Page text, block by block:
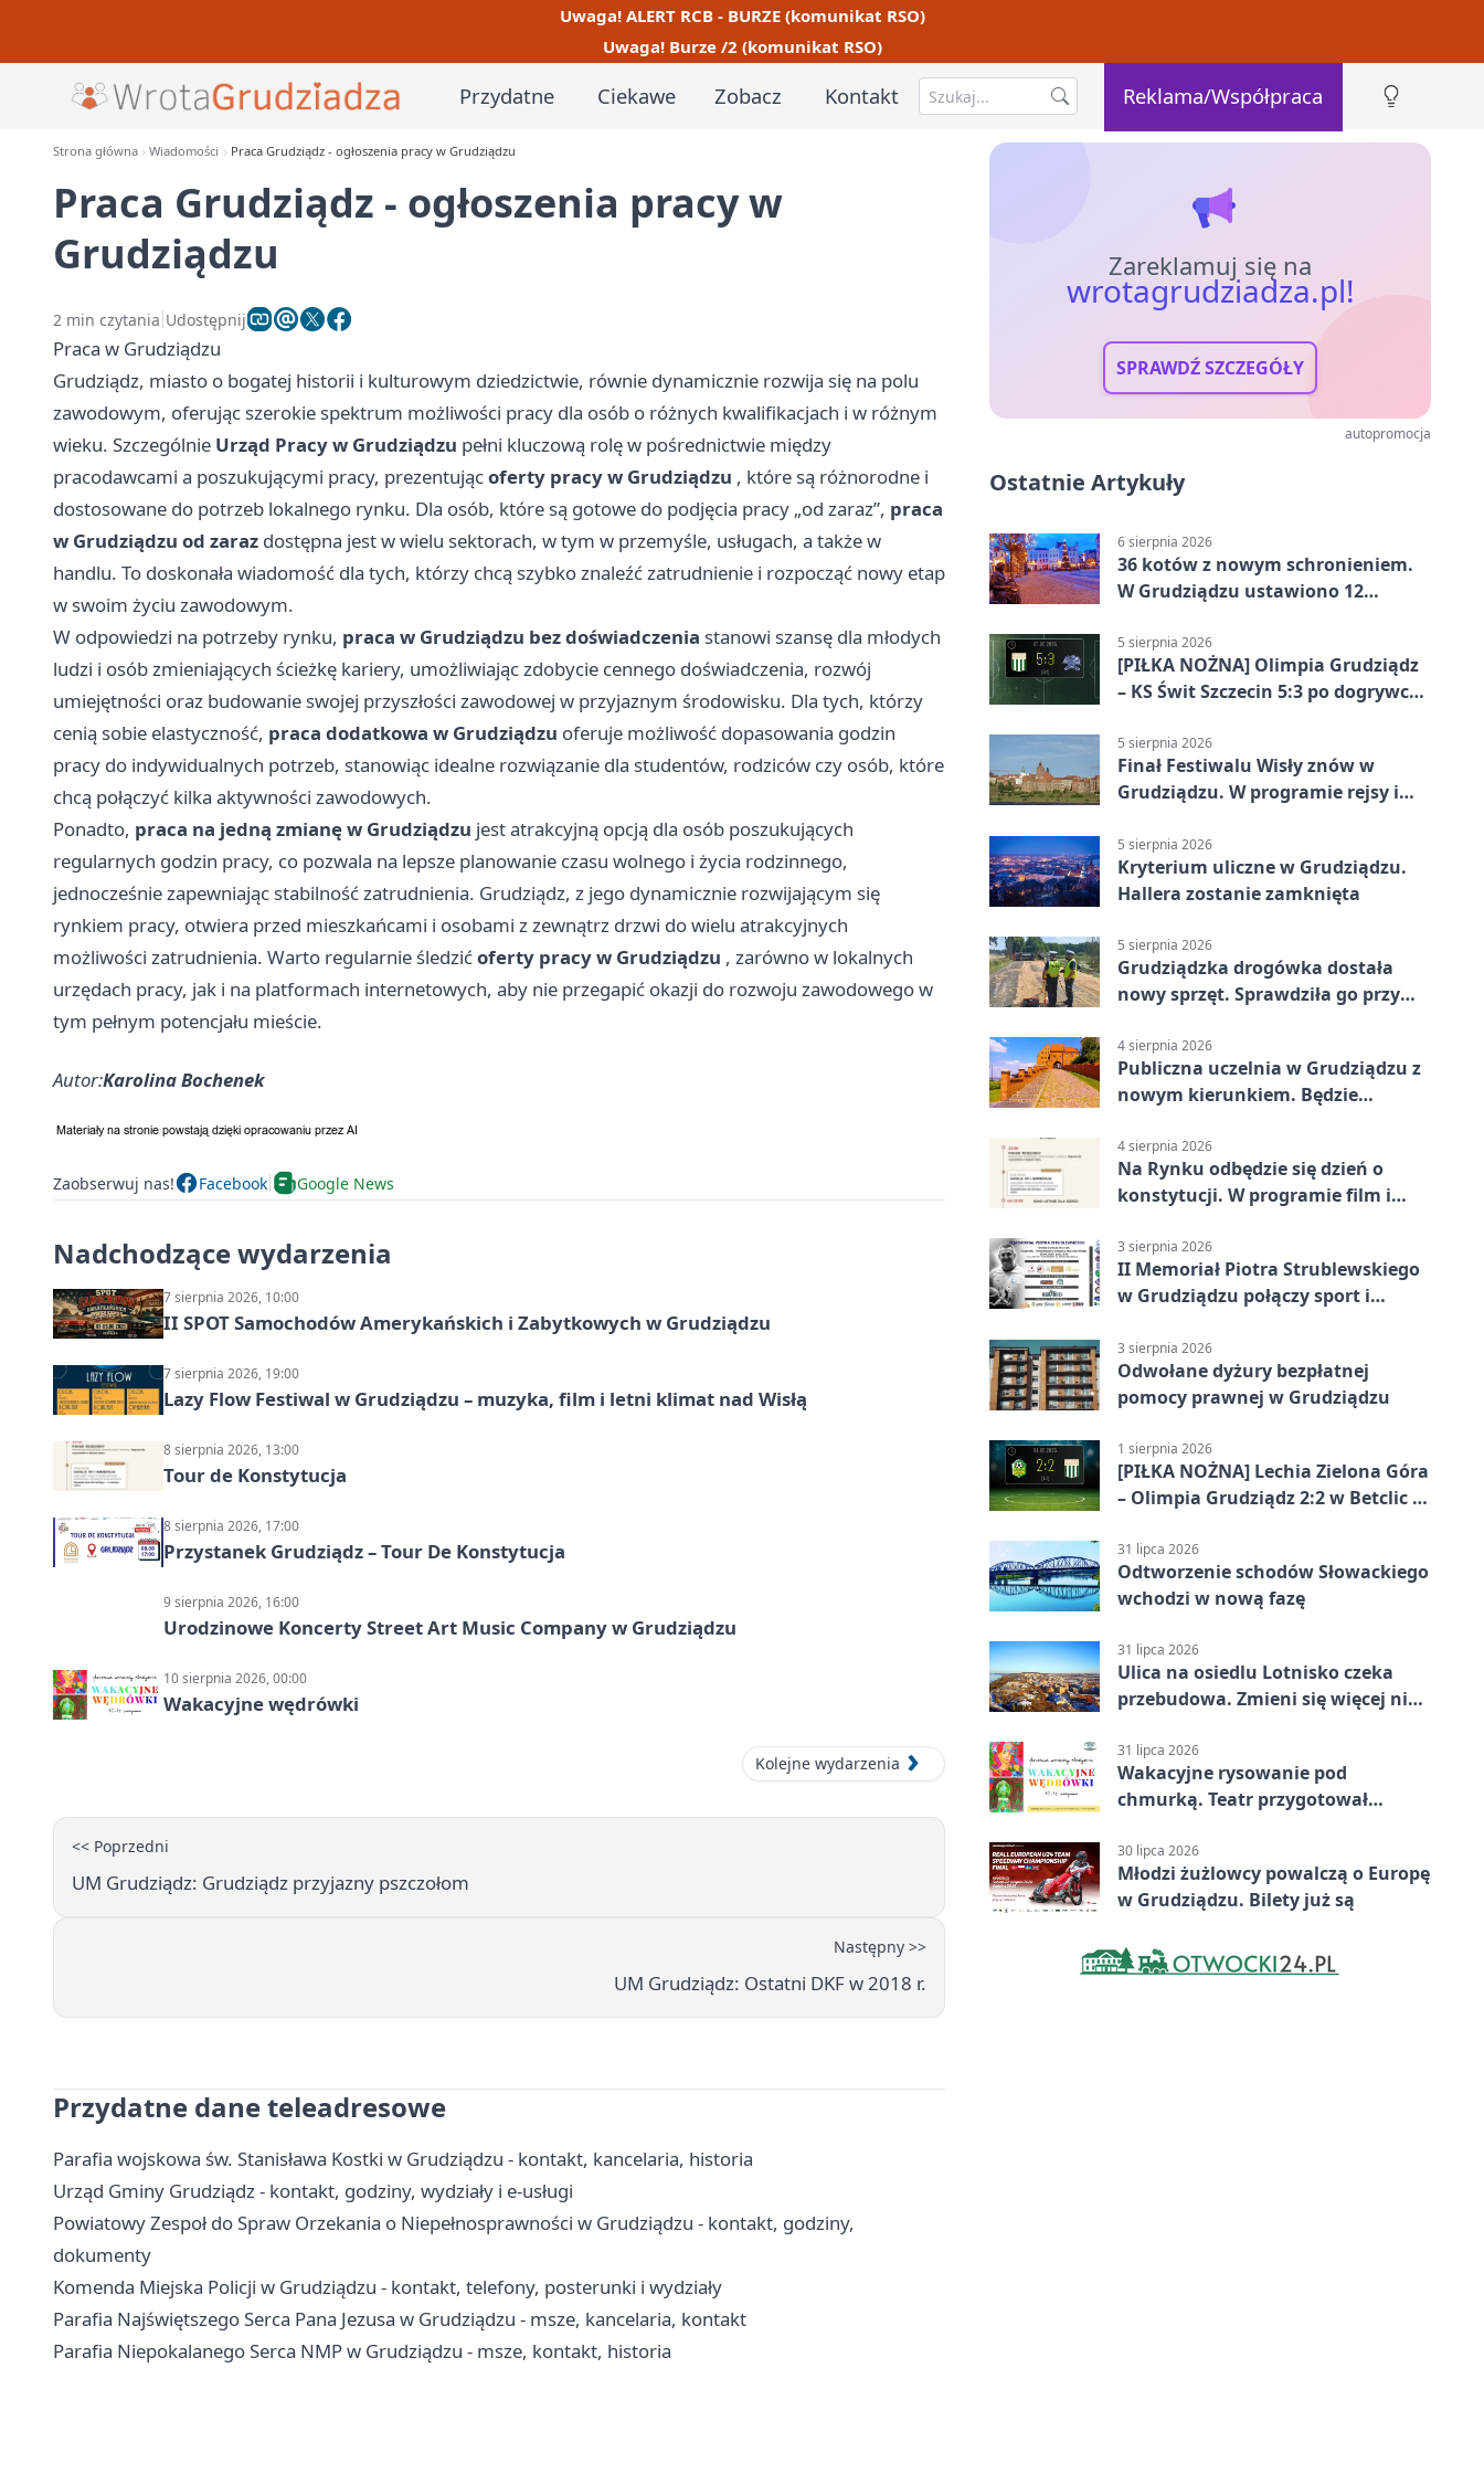
Uwaga! ALERT RCB - BURZE (komunikat RSO)
Uwaga! Burze /2 (komunikat RSO)
Przydatne Ciekawe Zobacz Kontakt Reklama/Współpraca
Strona główna Wiadomości Praca Grudziądz - ogłoszenia pracy w Grudziądzu
Praca Grudziądz - ogłoszenia pracy w
Grudziądzu
2 min czytania Udostępnij
Praca w Grudziądzu
Grudziądz, miasto o bogatej historii i kulturowym dziedzictwie, równie dynamicznie rozwija się na polu
zawodowym, oferując szerokie spektrum możliwości pracy dla osób o różnych kwalifikacjach i w różnym
wieku. Szczególnie Urząd Pracy w Grudziądzu pełni kluczową rolę w pośrednictwie między
pracodawcami a poszukującymi pracy, prezentującoferty pracy w Grudziądzu , które są różnorodne i
dostosowane do potrzeb lokalnego rynku. Dla osób, które są gotowe do podjęcia pracy „od zaraz”, praca
w Grudziądzu od zaraz dostępna jest w wielu sektorach, w tym w przemyśle, usługach, a także w
handlu. To doskonała wiadomość dla tych, którzy chcą szybko znaleźć zatrudnienie i rozpocząć nowy etap
w swoim życiu zawodowym.
W odpowiedzi na potrzeby rynku, praca w Grudziądzu bez doświadczenia stanowi szansę dla młodych
ludzi i osób zmieniających ścieżkę kariery, umożliwiając zdobycie cennego doświadczenia, rozwój
umiejętności oraz budowanie swojej przyszłości zawodowej w przyjaznym środowisku. Dla tych, którzy
cenią sobie elastyczność, praca dodatkowa w Grudziądzu oferuje możliwość dopasowania godzin
pracy do indywidualnych potrzeb, stanowiąc idealne rozwiązanie dla studentów, rodziców czy osób, które
chcą połączyć kilka aktywności zawodowych.
Ponadto, praca na jedną zmianę w Grudziądzu jest atrakcyjną opcją dla osób poszukujących
regularnych godzin pracy, co pozwala na lepsze planowanie czasu wolnego i życia rodzinnego,
jednocześnie zapewniając stabilność zatrudnienia. Grudziądz, z jego dynamicznie rozwijającym się
rynkiem pracy, otwiera przed mieszkańcami i osobami z zewnątrz drzwi do wielu atrakcyjnych
możliwości zatrudnienia. Warto regularnie śledzićoferty pracy w Grudziądzu , zarówno w lokalnych
urzędach pracy, jak i na platformach internetowych, aby nie przegapić okazji do rozwoju zawodowego w
tym pełnym potencjału mieście.
Autor:Karolina Bochenek
Zaobserwuj nas! Facebook Google News
Nadchodzące wydarzenia
7 sierpnia 2026, 10:00
II SPOT Samochodów Amerykańskich i Zabytkowych w Grudziądzu
7 sierpnia 2026, 19:00
Lazy Flow Festiwal w Grudziądzu – muzyka, film i letni klimat nad Wisłą
8 sierpnia 2026, 13:00
Tour de Konstytucja
8 sierpnia 2026, 17:00
Przystanek Grudziądz – Tour De Konstytucja
9 sierpnia 2026, 16:00
Urodzinowe Koncerty Street Art Music Company w Grudziądzu
10 sierpnia 2026, 00:00
Wakacyjne wędrówki
Kolejne wydarzenia
<< Poprzedni
UM Grudziądz: Grudziądz przyjazny pszczołom
Następny >>
UM Grudziądz: Ostatni DKF w 2018 r.
Przydatne dane teleadresowe
Parafia wojskowa św. Stanisława Kostki w Grudziądzu - kontakt, kancelaria, historia
Urząd Gminy Grudziądz - kontakt, godziny, wydziały i e-usługi
Powiatowy Zespoł do Spraw Orzekania o Niepełnosprawności w Grudziądzu - kontakt, godziny,
dokumenty
Komenda Miejska Policji w Grudziądzu - kontakt, telefony, posterunki i wydziały
Parafia Najświętszego Serca Pana Jezusa w Grudziądzu - msze, kancelaria, kontakt
Parafia Niepokalanego Serca NMP w Grudziądzu - msze, kontakt, historia
Zareklamuj się na
wrotagrudziadza.pl!
SPRAWDŹ SZCZEGÓŁY
autopromocja
Ostatnie Artykuły
6 sierpnia 2026
36 kotów z nowym schronieniem.
W Grudziądzu ustawiono 12
5 sierpnia 2026
[PIŁKA NOŻNA] Olimpia Grudziądz
– KS Świt Szczecin 5:3 po dogrywce
odwrócili losy meczu
5 sierpnia 2026
Finał Festiwalu Wisły znów w
Grudziądzu. W programie rejsy i
5 sierpnia 2026
Kryterium uliczne w Grudziądzu.
Hallera zostanie zamknięta
5 sierpnia 2026
Grudziądzka drogówka dostała
nowy sprzęt. Sprawdziła go przy
4 sierpnia 2026
Publiczna uczelnia w Grudziądzu z
nowym kierunkiem. Będzie
4 sierpnia 2026
Na Rynku odbędzie się dzień o
konstytucji. W programie film i
3 sierpnia 2026
II Memoriał Piotra Strublewskiego
w Grudziądzu połączy sport i
3 sierpnia 2026
Odwołane dyżury bezpłatnej
pomocy prawnej w Grudziądzu
1 sierpnia 2026
[PIŁKA NOŻNA] Lechia Zielona Góra
– Olimpia Grudziądz 2:2 w Betclic 2.
końcówce
31 lipca 2026
Odtworzenie schodów Słowackiego
wchodzi w nową fazę
31 lipca 2026
Ulica na osiedlu Lotnisko czeka
przebudowa. Zmieni się więcej niż
31 lipca 2026
Wakacyjne rysowanie pod
chmurką. Teatr przygotował
30 lipca 2026
Młodzi żużlowcy powalczą o Europę
w Grudziądzu. Bilety już są